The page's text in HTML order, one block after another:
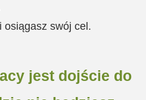
osiągasz swój cel.
jest dojście do